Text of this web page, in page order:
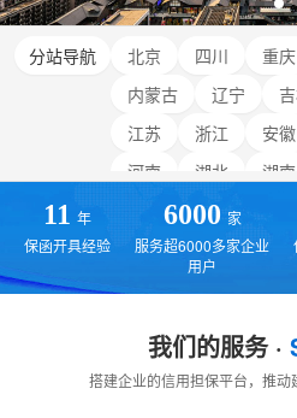
分站导航 北京 四川 重庆
内蒙古
辽宁
江苏
浙江 安徽
河南
湖北 湖南
云南
宁夏
新疆 国外
11 年
保函开具经验
6000 家
服务超6000多家企业
用户
我们的服务 ·
搭建企业的信用担保平台，推